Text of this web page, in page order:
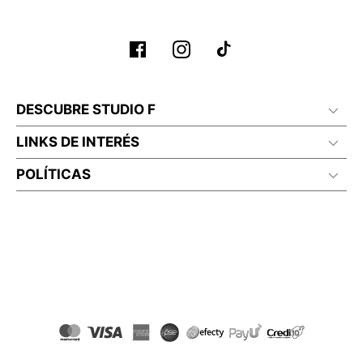
DESCUBRE STUDIO F
LINKS DE INTERÉS
POLÍTICAS